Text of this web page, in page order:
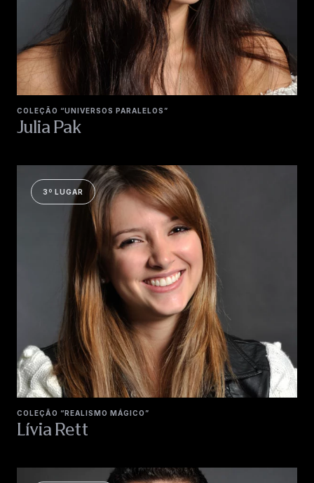
COLEÇÃO “UNIVERSOS PARALELOS”
Julia Pak
3º LUGAR
COLEÇÃO “REALISMO MÁGICO”
Lívia Rett